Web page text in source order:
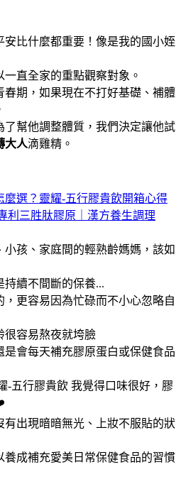
比什麼都重要！像是我的國小姪
直全家的重點觀察對象。
春期，如果現在不打好基礎、補體
幫他調整體質，我們決定讓他試
大人滴雞精。
麼選？靈耀-五行膠貴飲開箱心得
利三胜肽膠原｜漢方養生調理
孩、家庭間的輕熟齡媽媽，該如
續不間斷的保養...
，更容易因為忙碌而不小心忽略自
很容易熬夜就垮臉
會每天補充膠原蛋白或保健食品
-五行膠貴飲 我覺得口味很好，膠
有出現暗暗無光、上妝不服貼的狀
成補充愛美日常保健食品的習慣